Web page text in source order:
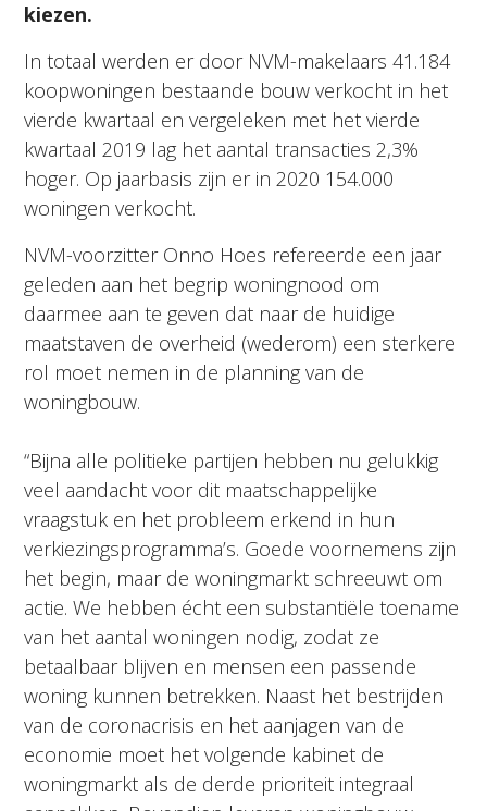
kiezen.
In totaal werden er door NVM-makelaars 41.184
koopwoningen bestaande bouw verkocht in het
vierde kwartaal en vergeleken met het vierde
kwartaal 2019 lag het aantal transacties 2,3%
hoger. Op jaarbasis zijn er in 2020 154.000
woningen verkocht.
NVM-voorzitter Onno Hoes refereerde een jaar
geleden aan het begrip woningnood om
daarmee aan te geven dat naar de huidige
maatstaven de overheid (wederom) een sterkere
rol moet nemen in de planning van de
woningbouw.
“Bijna alle politieke partijen hebben nu gelukkig
veel aandacht voor dit maatschappelijke
vraagstuk en het probleem erkend in hun
verkiezingsprogramma’s. Goede voornemens zijn
het begin, maar de woningmarkt schreeuwt om
actie. We hebben écht een substantiële toename
van het aantal woningen nodig, zodat ze
betaalbaar blijven en mensen een passende
woning kunnen betrekken. Naast het bestrijden
van de coronacrisis en het aanjagen van de
economie moet het volgende kabinet de
woningmarkt als de derde prioriteit integraal